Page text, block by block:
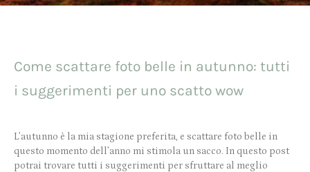
Come scattare foto belle in autunno: tutti
i suggerimenti per uno scatto wow
L’autunno è la mia stagione preferita, e scattare foto belle in
questo momento dell’anno mi stimola un sacco. In questo post
potrai trovare tutti i suggerimenti per sfruttare al meglio